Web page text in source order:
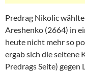
Predrag Nikolic
Areshenko (2664) in
heute nicht mehr so
ergab sich die seltene
Predrags Seite)